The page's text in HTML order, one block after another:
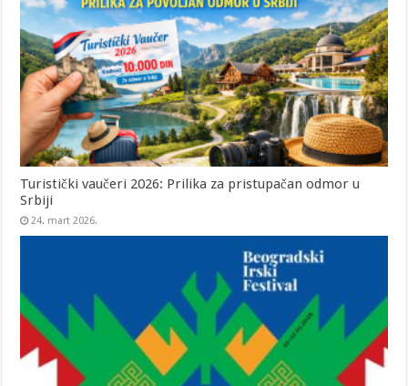
Turistički vaučeri 2026: Prilika za pristupačan odmor u
Srbiji
24. mart 2026.